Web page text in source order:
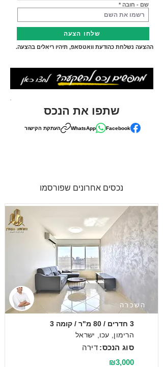
שם - חובה
שלחו הצעה
ההצעה נשלחת כהודעת וואטסאפ, תיהיו ריאלים בהצעה.
שתפו את הנכס
Facebook
WhatsApp העתקת הקישור
נכסים אחרונים שפורסמו
השכרה
3 חדרים / 80 מ"ר / קומה 3
הרימון, עכו, ישראל
דירה סוג הנכס:
₪3,000